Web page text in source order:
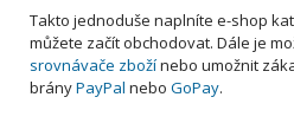
Takto jednoduše naplníte e-shop
můžete začít obchodovat. Dále je
srovnávače zbožínebo umožnit
brányPayPal nebo GoPay.